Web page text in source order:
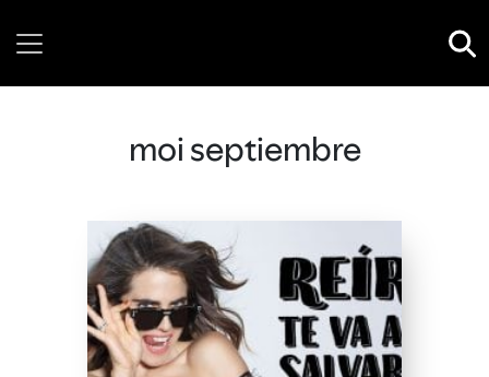
moi septiembre